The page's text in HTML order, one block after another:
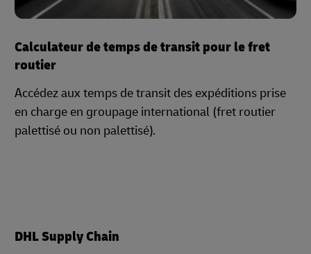
Calculateur de temps de transit pour le fret
routier
Accédez aux temps de transit des expéditions prise
en charge en groupage international (fret routier
palettisé ou non palettisé).
DHL Supply Chain